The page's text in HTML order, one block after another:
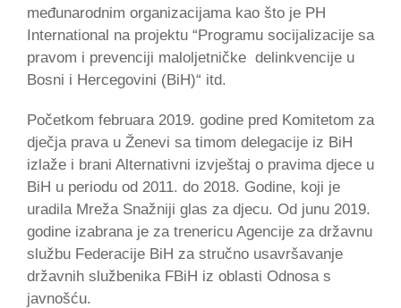
međunarodnim organizacijama kao što je PH
International na projektu “Programu socijalizacije sa
pravom i prevenciji maloljetničke delinkvencije u
Bosni i Hercegovini (BiH)“ itd.
Početkom februara 2019. godine pred Komitetom za
dječja prava u Ženevi sa timom delegacije iz BiH
izlaže i brani Alternativni izvještaj o pravima djece u
BiH u periodu od 2011. do 2018. Godine, koji je
uradila Mreža Snažniji glas za djecu. Od junu 2019.
godine izabrana je za trenericu Agencije za državnu
službu Federacije BiH za stručno usavršavanje
državnih službenika FBiH iz oblasti Odnosa s
javnošću.